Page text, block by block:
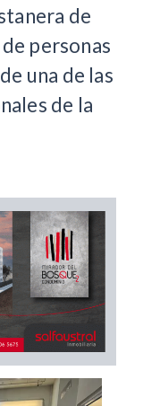
de
personas
una de las
de la